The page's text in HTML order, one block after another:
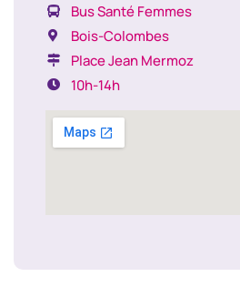
Bus Santé Femmes
Bois-Colombes
Place Jean Mermoz
10h-14h